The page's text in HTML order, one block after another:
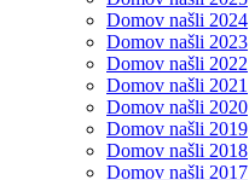
Domov našli 2024
Domov našli 2023
Domov našli 2022
Domov našli 2021
Domov našli 2020
Domov našli 2019
Domov našli 2018
Domov našli 2017